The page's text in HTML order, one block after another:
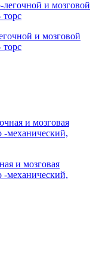
и мозговой
и мозговая
-механический,